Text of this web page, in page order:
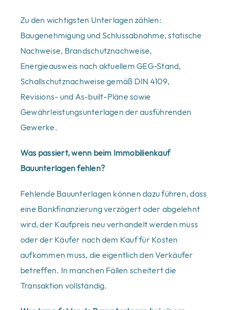
Zu den wichtigsten Unterlagen zählen:
Baugenehmigung und Schlussabnahme, statische
Nachweise, Brandschutznachweise,
Energieausweis nach aktuellem GEG-Stand,
Schallschutznachweise gemäß DIN 4109,
Revisions- und As-built-Pläne sowie
Gewährleistungsunterlagen der ausführenden
Gewerke.
Was passiert, wenn beim Immobilienkauf
Bauunterlagen fehlen?
Fehlende Bauunterlagen können dazu führen, dass
eine Bankfinanzierung verzögert oder abgelehnt
wird, der Kaufpreis neu verhandelt werden muss
oder der Käufer nach dem Kauf für Kosten
aufkommen muss, die eigentlich den Verkäufer
betreffen. In manchen Fällen scheitert die
Transaktion vollständig.